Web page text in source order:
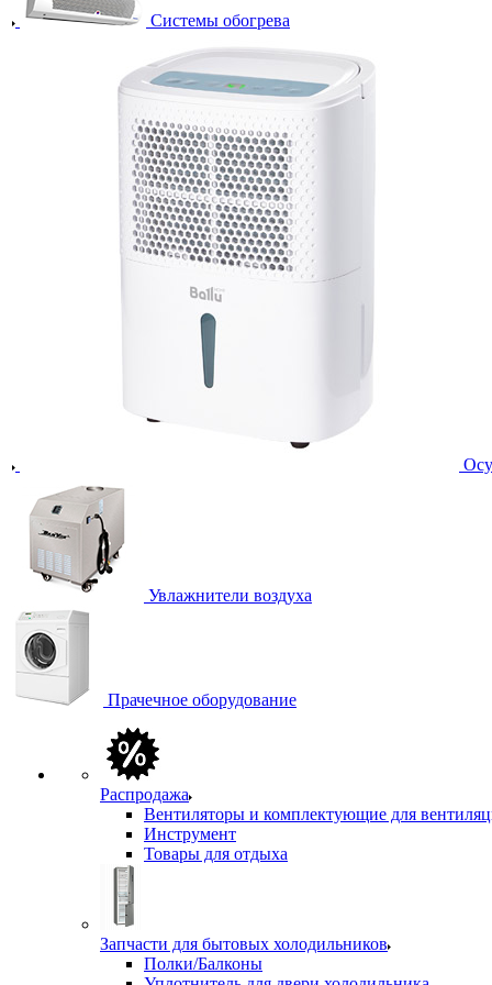
Системы обогрева
Увлажнители воздуха
Прачечное оборудование
Распродажа
Вентиляторы и комплектующие для
Инструмент
Товары для отдыха
Запчасти для бытовых холодильников
Полки/Балконы